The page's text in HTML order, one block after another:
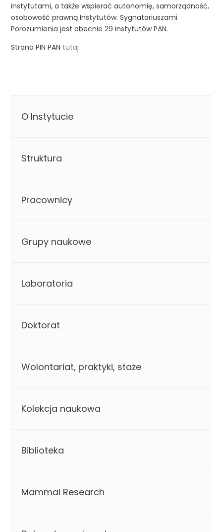
instytutami, a także wspierać autonomię, samorządność,
osobowość prawną Instytutów. Sygnatariuszami
Porozumienia jest obecnie 29 instytutów PAN.
Strona PIN PAN tutaj
O Instytucie
Struktura
Pracownicy
Grupy naukowe
Laboratoria
Doktorat
Wolontariat, praktyki, staże
Kolekcja naukowa
Biblioteka
Mammal Research